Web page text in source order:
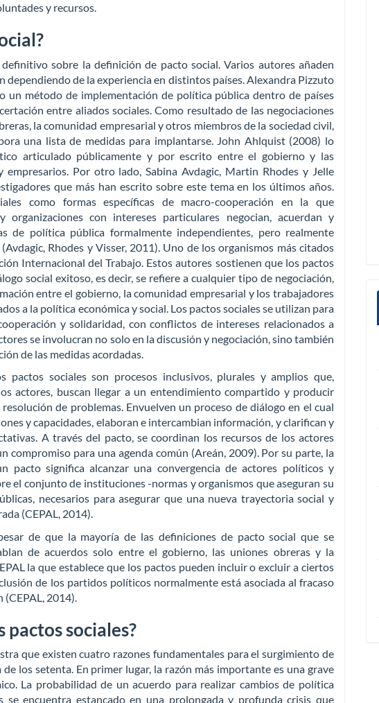
y recursos.
sobre la definición de pacto social. Varios autores añaden
dependiendo de la experiencia en distintos países. Alexandra Pizzuto
un método de implementación de política pública dentro de países
entre aliados sociales. Como resultado de las negociaciones
la comunidad empresarial y otros miembros de la sociedad civil,
una lista de medidas para implantarse. John Ahlquist (2008) lo
articulado públicamente y por escrito entre el gobierno y las
empresarios. Por otro lado, Sabina Avdagic, Martin Rhodes y Jelle
que más han escrito sobre este tema en los últimos años.
como formas específicas de macro-cooperación en la que
organizaciones con intereses particulares negocian, acuerdan y
de política pública formalmente independientes, pero realmente
Rhodes y Visser, 2011). Uno de los organismos más citados
Internacional del Trabajo. Estos autores sostienen que los pactos
social exitoso, es decir, se refiere a cualquier tipo de negociación,
entre el gobierno, la comunidad empresarial y los trabajadores
a la política económica y social. Los pactos sociales se utilizan para
y solidaridad, con conflictos de intereses relacionados a
se involucran no solo en la discusión y negociación, sino también
de las medidas acordadas.
pactos sociales son procesos inclusivos, plurales y amplios que,
actores, buscan llegar a un entendimiento compartido y producir
de problemas. Envuelven un proceso de diálogo en el cual
y capacidades, elaboran e intercambian información, y clarifican y
A través del pacto, se coordinan los recursos de los actores
compromiso para una agenda común (Areán, 2009). Por su parte, la
pacto significa alcanzar una convergencia de actores políticos y
el conjunto de instituciones -normas y organismos que aseguran su
necesarios para asegurar que una nueva trayectoria social y
(CEPAL, 2014).
de que la mayoría de las definiciones de pacto social que se
de acuerdos solo entre el gobierno, las uniones obreras y la
la que establece que los pactos pueden incluir o excluir a ciertos
de los partidos políticos normalmente está asociada al fracaso
(CEPAL, 2014).
pactos sociales?
que existen cuatro razones fundamentales para el surgimiento de
de los setenta. En primer lugar, la razón más importante es una grave
La probabilidad de un acuerdo para realizar cambios de política
se encuentra estancado en una prolongada y profunda crisis que